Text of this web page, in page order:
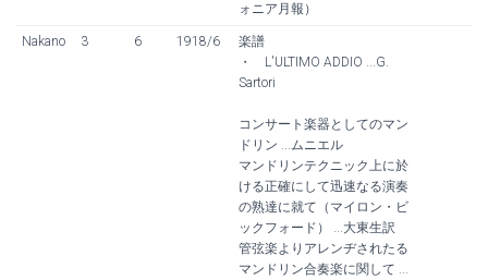
ォニア月報）
Nakano 3 6 1918/6
楽譜
・ L'ULTIMO ADDIO ...G.
Sartori
コンサート楽器としてのマン
ドリン ...ムニエル
マンドリンテクニック上に於
ける正確にして迅速なる演奏
の熟達に就て（マイロン・ビ
ックフォード） ...大東生訳
管弦楽よりアレンヂされたる
マンドリン合奏楽に関して ...